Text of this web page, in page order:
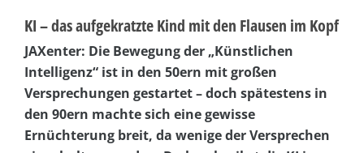
KI – das aufgekratzte Kind mit den Flausen im Kopf
JAXenter: Die Bewegung der „Künstlichen
Intelligenz“ ist in den 50ern mit großen
Versprechungen gestartet – doch spätestens in
den 90ern machte sich eine gewisse
Ernüchterung breit, da wenige der Versprechen